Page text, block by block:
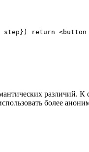
return <button
различий. К
более